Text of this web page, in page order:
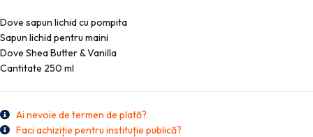
Dove sapun lichid cu pompita
Sapun lichid pentru maini
Dove Shea Butter & Vanilla
Cantitate 250 ml
Ai nevoie de termen de plată?
Faci achiziție pentru instituție publică?